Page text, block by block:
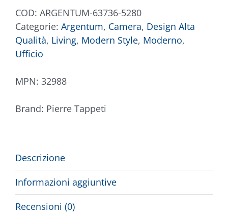
COD: ARGENTUM-63736-5280
Categorie: Argentum, Camera, Design Alta
Qualità, Living, Modern Style, Moderno,
Ufficio
MPN: 32988
Brand: Pierre Tappeti
Descrizione
Informazioni aggiuntive
Recensioni (0)